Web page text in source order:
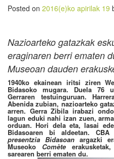
Posted on 2016(e)ko apirilak 19
Nazioarteko gatazkak
eraginaren berri ematen
Museoan dauden
1940ko ekainean iritsi ziren
Bidasoko mugara. Duela 76
Gerraren testuinguruan.
Abenida zubian, nazioarteko
arren. Gerra Zibila irabazi
lagun eduki nahi izan zuen,
orduan. Hori dela eta, lasai
Bidasoaren bi aldeetan.
presentzia Bidasoan argazki
Museoko Comète
sarearen berri ematen du.